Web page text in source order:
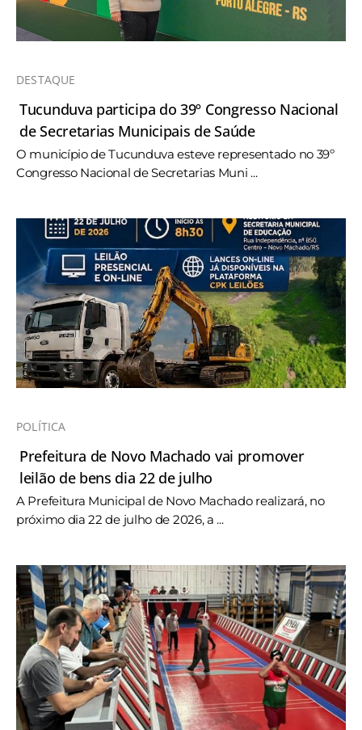
DESTAQUE
Tucunduva participa do 39º Congresso Nacional
de Secretarias Municipais de Saúde
O município de Tucunduva esteve representado no 39º
Congresso Nacional de Secretarias Muni ...
POLÍTICA
Prefeitura de Novo Machado vai promover
leilão de bens dia 22 de julho
A Prefeitura Municipal de Novo Machado realizará, no
próximo dia 22 de julho de 2026, a ...